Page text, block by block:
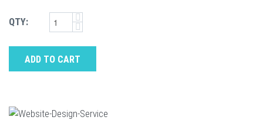
QTY:
ADD TO CART